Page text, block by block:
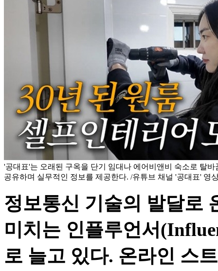
'공대표'는 오래된 구옥을 단기 임대나 에어비앤비 숙소로 탈
공유하며 실무적인 정보를 제공한다. /유튜브 채널 '공대표' 영
정보통신 기술의 발달로
미치는 인플루언서
로 늘고 있다. 온라인 스